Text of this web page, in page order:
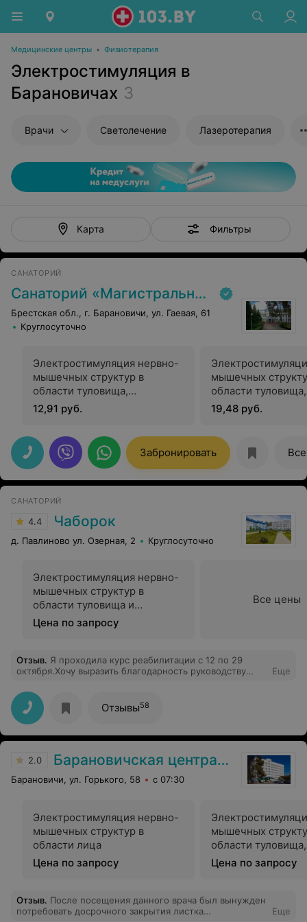
Медицинские центры • Физиотерапия
Электростимуляция в
Барановичах 3
Врачи Светолечение Лазеротерапия
Карта Фильтры
САНАТОРИЙ
Санаторий «Магистральный»
Брестская обл., г. Барановичи, ул. Гаевая, 61
Круглосуточно
Электростимуляция нервно-
мышечных структур в
области туловища,
конечностей
12,91 руб.
мышечных
области туловища,
конечностей (для
иностранных
19,48 руб.
Забронировать
САНАТОРИЙ
4.4 Чаборок
д. Павлиново ул. Озерная, 2 Круглосуточно
Электростимуляция нервно-
мышечных структур в
области туловища и
конечностей
Цена по запросу
Все цены
Отзыв. Я проходила курс реабилитации с 12 по 29
октября.Хочу выразить благодарность руководству
отдыха,качественное питание, комфортное
проживание.Особенно хочу поблагодарить врача Габер
Ядвигу Здиславовну.Впечатления остались самые
лучшие: квалифицированный вежливый персонал,
широкий перечень услуг,уютный номер.Спасибо
благодарности медперсоналу по оказанию услуг:
плавание с командой профессионалов и всем всем.
Еще
Отзывы58
2.0 Барановичская центральная поликлиника
Барановичи, ул. Горького, 58 с 07:30
Электростимуляция нервно-
мышечных структур в
области лица
Цена по запросу
мышечных
области туловища,
конечностей
Цена по запросу
Отзыв. После посещения данного врача был вынужден
потребовать досрочного закрытия листка
Еще